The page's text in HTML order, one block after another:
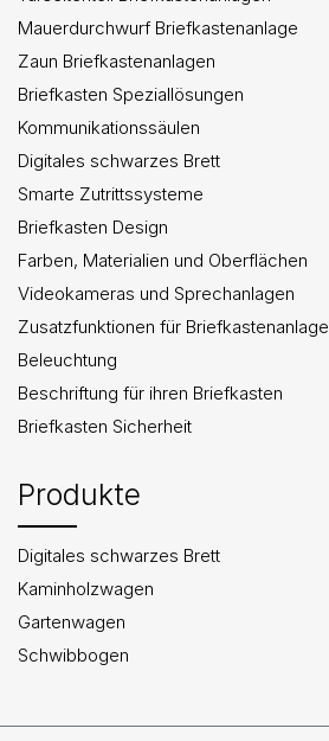
Mauerdurchwurf Briefkastenanlage
Zaun Briefkastenanlagen
Briefkasten Speziallösungen
Kommunikationssäulen
Digitales schwarzes Brett
Smarte Zutrittssysteme
Briefkasten Design
Farben, Materialien und Oberflächen
Videokameras und Sprechanlagen
Zusatzfunktionen für Briefkastenanlage
Beleuchtung
Beschriftung für ihren Briefkasten
Briefkasten Sicherheit
Produkte
Digitales schwarzes Brett
Kaminholzwagen
Gartenwagen
Schwibbogen